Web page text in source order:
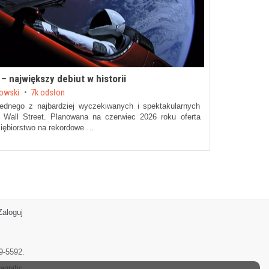
– największy debiut w historii
7k odsłon
z najbardziej wyczekiwanych i spektakularnych
Wall Street. Planowana na czerwiec 2026 roku oferta
na rekordowe …
5592.